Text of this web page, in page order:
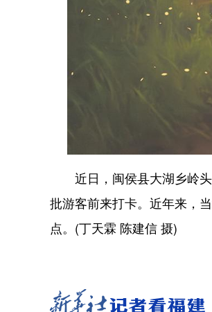
近日，闽侯县大湖乡岭头
批游客前来打卡。近年来，
点。(丁天霖 陈建信 摄)